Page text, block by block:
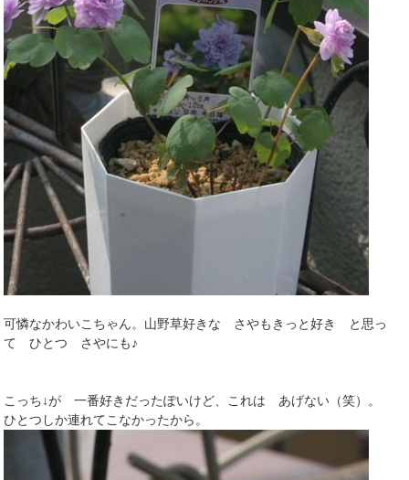
可憐なかわいこちゃん。山野草好きな さやもきっと好き と思っ
て ひとつ さやにも♪
こっち↓が 一番好きだったぽいけど、これは あげない（笑）。
ひとつしか連れてこなかったから。